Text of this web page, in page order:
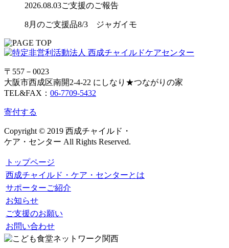
2026.08.03ご支援のご報告
8月のご支援品8/3 ジャガイモ
〒557－0023
大阪市西成区南開2-4-22 にしなり★つながりの家
TEL&FAX： 06-7709-5432
寄付する
Copyright © 2019 西成チャイルド・
ケア・センター All Rights Reserved.
トップページ
西成チャイルド・ケア・センターとは
サポーターご紹介
お知らせ
ご支援のお願い
お問い合わせ